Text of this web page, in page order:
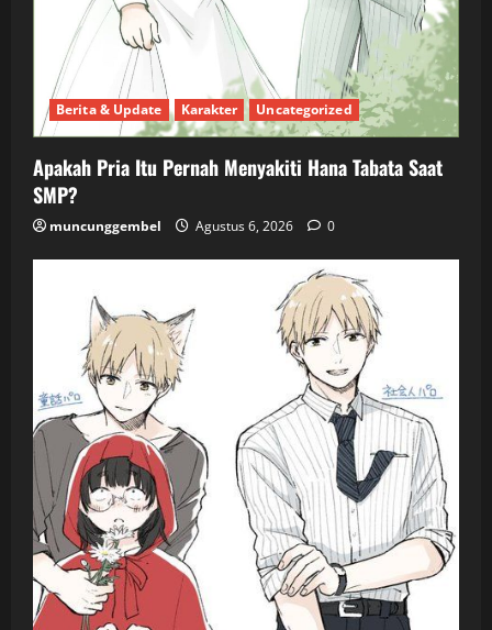
Berita & Update Karakter Uncategorized
Apakah Pria Itu Pernah Menyakiti Hana Tabata Saat
SMP?
muncunggembel Agustus 6, 2026 0